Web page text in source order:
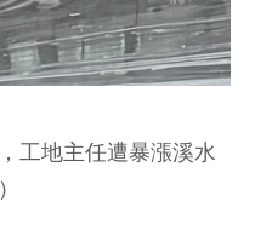
工地主任遭暴漲溪水